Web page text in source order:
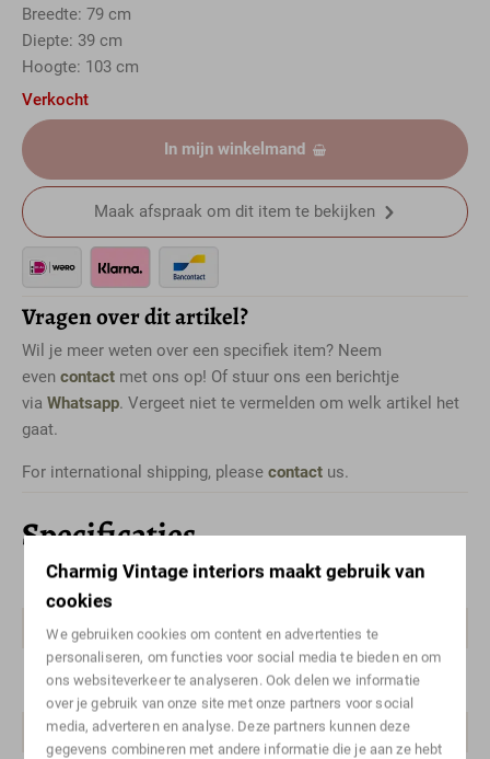
Charmig Vintage interiors maakt gebruik van
cookies
We gebruiken cookies om content en advertenties te
personaliseren, om functies voor social media te bieden en om
ons websiteverkeer te analyseren. Ook delen we informatie
over je gebruik van onze site met onze partners voor social
media, adverteren en analyse. Deze partners kunnen deze
gegevens combineren met andere informatie die je aan ze hebt
Breedte: 79 cm
Diepte: 39 cm
Hoogte: 103 cm
Verkocht
In mijn winkelmand
Maak afspraak om dit item te bekijken
Vragen over dit artikel?
Wil je meer weten over een specifiek item? Neem
even contact met ons op! Of stuur ons een berichtje
via Whatsapp. Vergeet niet te vermelden om welk artikel het
gaat.
For international shipping, please contact us.
Specificaties
Materiaal Teak
Stijl
Merk/ontwerper Merkloos